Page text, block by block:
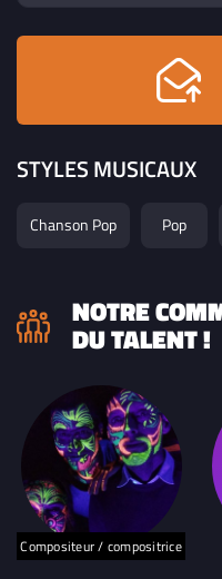
STYLES MUSICAUX
Chanson Pop Pop
NOTRE
DU TALENT !
Compositeur / compositrice